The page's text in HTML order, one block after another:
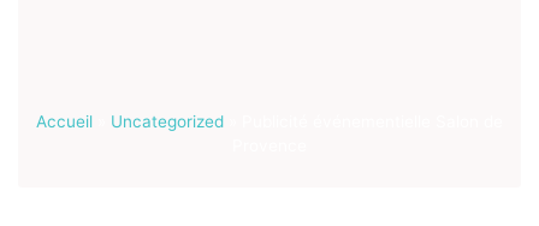
Accueil Uncategorized